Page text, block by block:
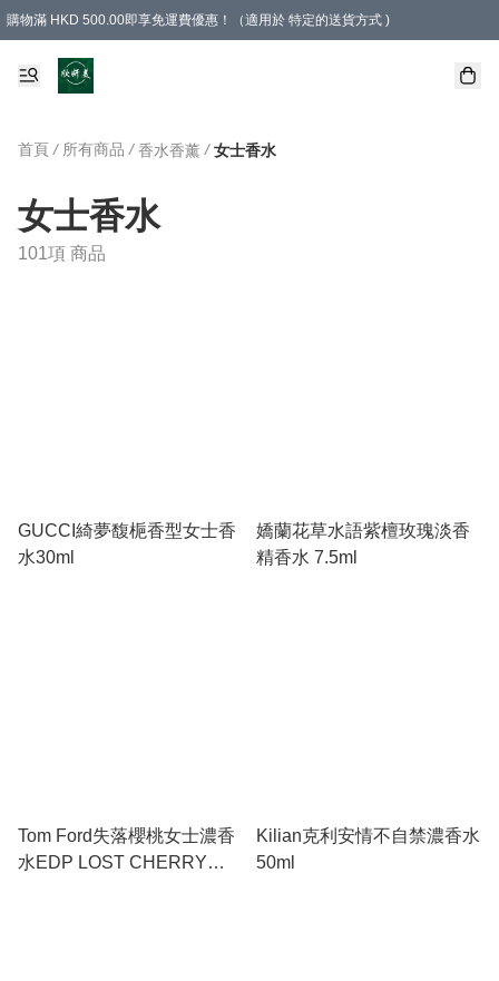
購物滿 HKD 500.00即享免運費優惠！（適用於 特定的送貨方式 )
首頁 / 所有商品 / 香水香薰 / 女士香水
女士香水
101項 商品
GUCCI綺夢馥梔香型女士香
水30ml
嬌蘭花草水語紫檀玫瑰淡香
精香水 7.5ml
Tom Ford失落櫻桃女士濃香
水EDP LOST CHERRY
Kilian克利安情不自禁濃香水
50ml